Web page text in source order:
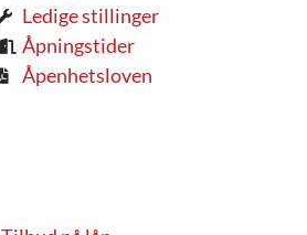
Ledige stillinger
Åpningstider
Åpenhetsloven